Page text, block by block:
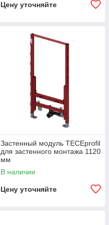
Цену уточняйте
Застенный модуль TECEprofil
для застенного монтажа 1120
мм
В наличии
Цену уточняйте